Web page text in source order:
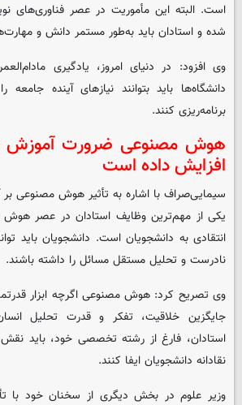
است. البته این مأموریت در عصر فناوری‌های
شده و استادان باید به‌طور مستمر دانش و
وی افزود: در دنیای امروز، یادگیری
دانشگاه‌ها باید بتوانند نیازهای آینده
برنامه‌ریزی کنند.
هوش مصنوعی ضرورت آموزش
افزایش داده است
سیمایی‌صراف با اشاره به تأثیر هوش مصنوعی بر
یکی از مهم‌ترین وظایف استادان در عصر
انتقادی به دانشجویان است. دانشجویان باید
نادرست و تحلیل مستقل مسائل را داشته باشند.
وی تصریح کرد: هوش مصنوعی اگرچه ابزار
جایگزین خلاقیت، تفکر و قدرت تحلیل
استادان، فارغ از رشته تخصصی خود، باید
نقادانه دانشجویان ایفا کنند.
وزیر علوم در بخش دیگری از سخنان خود با